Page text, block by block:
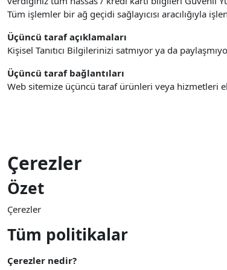
Tüm işlemler bir ağ geçidi sağlayıcısı aracılığıyla
Üçüncü taraf açıklamaları
Kişisel Tanıtıcı Bilgilerinizi satmıyor ya da
Üçüncü taraf bağlantıları
Web sitemize üçüncü taraf ürünleri veya hizmetleri
Çerezler
Özet
Çerezler
Tüm politikalar
Çerezler nedir?